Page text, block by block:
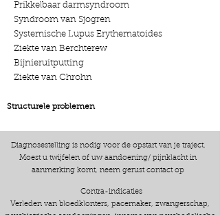
Prikkelbaar darmsyndroom
Syndroom van Sjogren
Systemische Lupus Erythematoides
Ziekte van Berchterew
Bijnieruitputting
Ziekte van Chrohn
Structurele problemen
Diagnosestelling is nodig voor de opstart van je traject.
Moest u twijfelen of uw aandoening/ pijnklacht in
aanmerking komt, neem gerust contact op
Contra-indicaties
Verleden van bloedklonters, pacemaker, zwangerschap,